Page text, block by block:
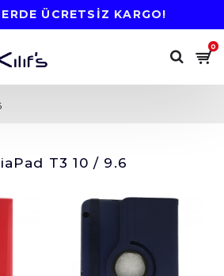
ÜCRETSİZ KARGO!
0
T3 10 / 9.6